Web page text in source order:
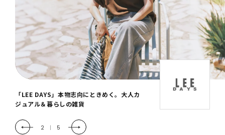
「LEE DAYS」本物志向にときめく。大人カ
ジュアル＆暮らしの雑貨
2 | 5